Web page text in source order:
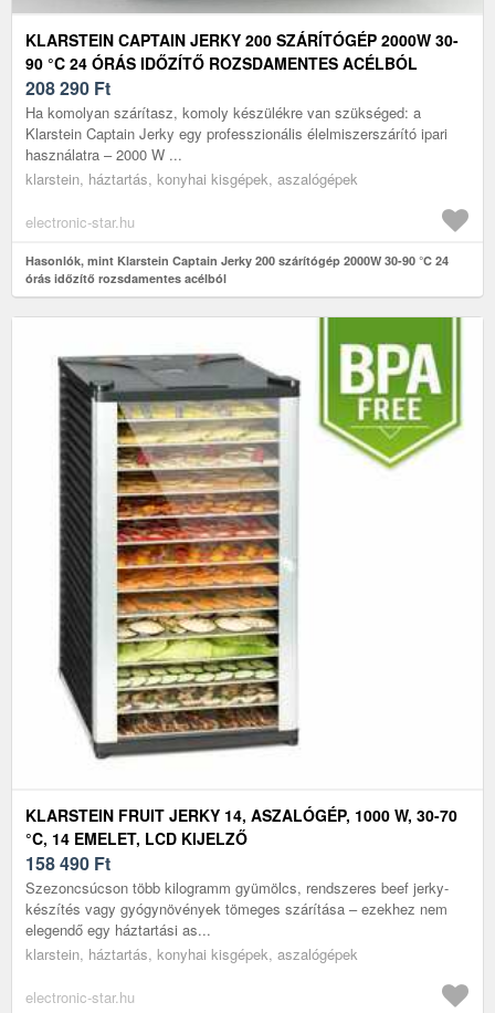
KLARSTEIN CAPTAIN JERKY 200 SZÁRÍTÓGÉP 2000W 30-
90 °C 24 ÓRÁS IDŐZÍTŐ ROZSDAMENTES ACÉLBÓL
208 290 Ft
Ha komolyan szárítasz, komoly készülékre van szükséged: a
Klarstein Captain Jerky egy professzionális élelmiszerszárító ipari
használatra – 2000 W ...
klarstein, háztartás, konyhai kisgépek, aszalógépek
electronic-star.hu
Hasonlók, mint Klarstein Captain Jerky 200 szárítógép 2000W 30-90 °C 24
órás időzítő rozsdamentes acélból
KLARSTEIN FRUIT JERKY 14, ASZALÓGÉP, 1000 W, 30-70
°C, 14 EMELET, LCD KIJELZŐ
158 490 Ft
Szezoncsúcson több kilogramm gyümölcs, rendszeres beef jerky-
készítés vagy gyógynövények tömeges szárítása – ezekhez nem
elegendő egy háztartási as...
klarstein, háztartás, konyhai kisgépek, aszalógépek
electronic-star.hu